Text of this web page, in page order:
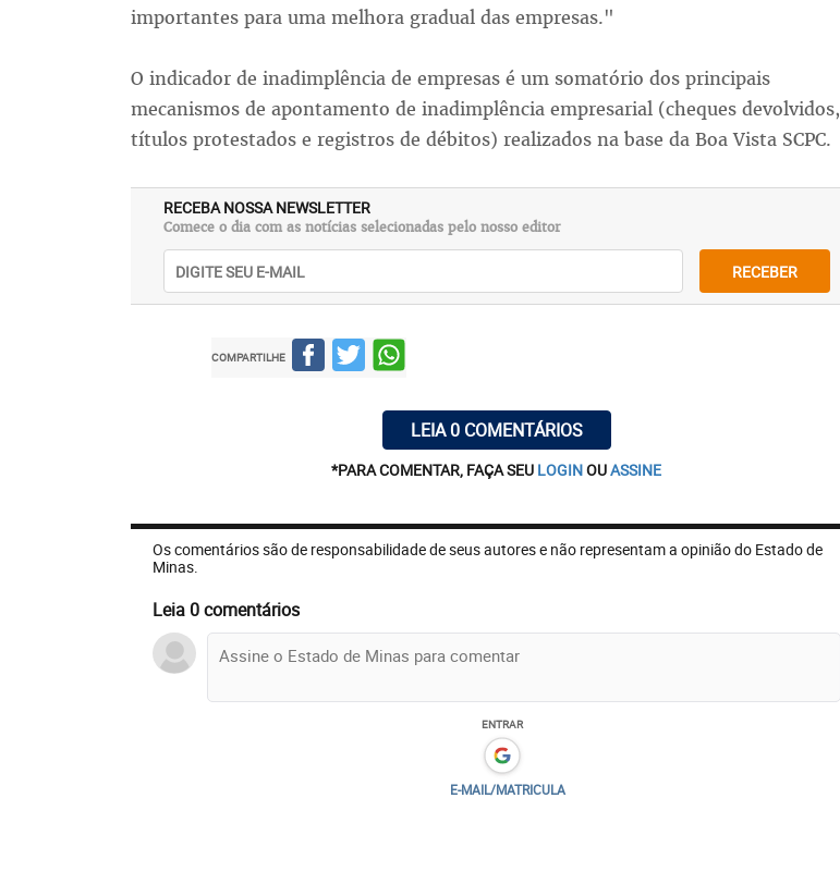
importantes para uma melhora gradual das empresas."
O indicador de inadimplência de empresas é um somatório dos principais
mecanismos de apontamento de inadimplência empresarial (cheques devolvidos,
títulos protestados e registros de débitos) realizados na base da Boa Vista SCPC.
RECEBA NOSSA NEWSLETTER
Comece o dia com as notícias selecionadas pelo nosso editor
RECEBER
COMPARTILHE
LEIA 0 COMENTÁRIOS
*PARA COMENTAR, FAÇA SEU LOGINOUASSINE
Os comentários são de responsabilidade de seus autores e não representam a opinião do Estado de
Minas.
Leia 0 comentários
ENTRAR
E-MAIL/MATRICULA